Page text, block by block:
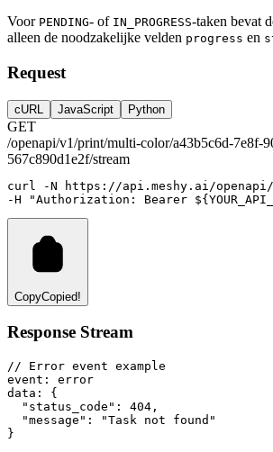
Voor PENDING- of IN_PROGRESS-taken bevat
alleen de noodzakelijke velden progress en
Request
cURL JavaScript Python
GET
/openapi/v1/print/multi-color/a43b5c6d-7e8f-
567c890d1e2f/stream
curl -N
https://api.meshy.ai/openapi/
-H
"Authorization: Bearer
CopyCopied!
Response Stream
// Error event example
event :
error
data :
{
"status_code" : 404 ,
"message" :
"Task not found"
}